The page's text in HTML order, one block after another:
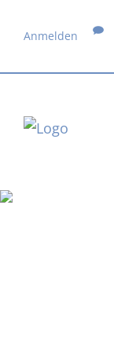
Anmelden